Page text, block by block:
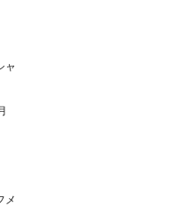
ャ
メ